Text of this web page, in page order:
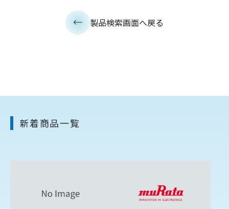
製品検索画面へ戻る
新着商品一覧